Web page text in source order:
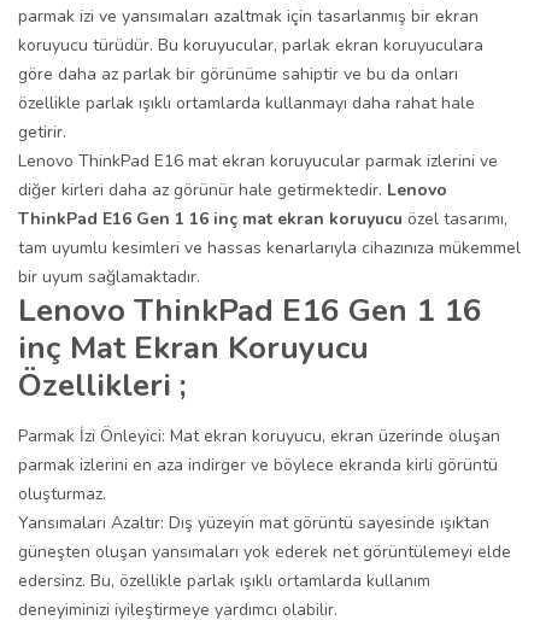
parmak izi ve yansımaları azaltmak için tasarlanmış bir ekran
koruyucu türüdür. Bu koruyucular, parlak ekran koruyuculara
göre daha az parlak bir görünüme sahiptir ve bu da onları
özellikle parlak ışıklı ortamlarda kullanmayı daha rahat hale
getirir.
Lenovo ThinkPad E16 mat ekran koruyucular parmak izlerini ve
diğer kirleri daha az görünür hale getirmektedir. Lenovo
ThinkPad E16 Gen 1 16 inç mat ekran koruyucu özel tasarımı,
tam uyumlu kesimleri ve hassas kenarlarıyla cihazınıza mükemmel
bir uyum sağlamaktadır.
Lenovo ThinkPad E16 Gen 1 16
inç Mat Ekran Koruyucu
Özellikleri ;
Parmak İzi Önleyici: Mat ekran koruyucu, ekran üzerinde oluşan
parmak izlerini en aza indirger ve böylece ekranda kirli görüntü
oluşturmaz.
Yansımaları Azaltır: Dış yüzeyin mat görüntü sayesinde ışıktan
güneşten oluşan yansımaları yok ederek net görüntülemeyi elde
edersinz. Bu, özellikle parlak ışıklı ortamlarda kullanım
deneyiminizi iyileştirmeye yardımcı olabilir.